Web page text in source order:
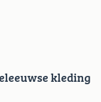
kleding